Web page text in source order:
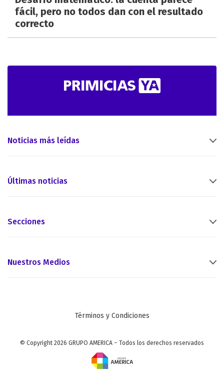
fácil, pero no todos dan con el resultado
correcto
Noticias más leídas
Últimas noticias
Secciones
Nuestros Medios
Términos y Condiciones
© Copyright 2026 GRUPO AMERICA – Todos los derechos reservados